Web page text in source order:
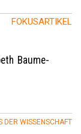
FOKUSARTIKEL
Baume-
DER WISSENSCHAFT